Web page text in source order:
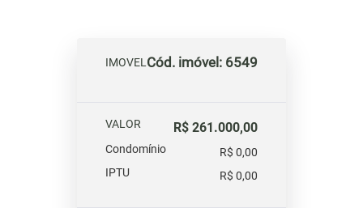
IMOVELCód. imóvel: 6549
VALOR R$ 261.000,00
Condomínio
R$ 0,00
IPTU
R$ 0,00